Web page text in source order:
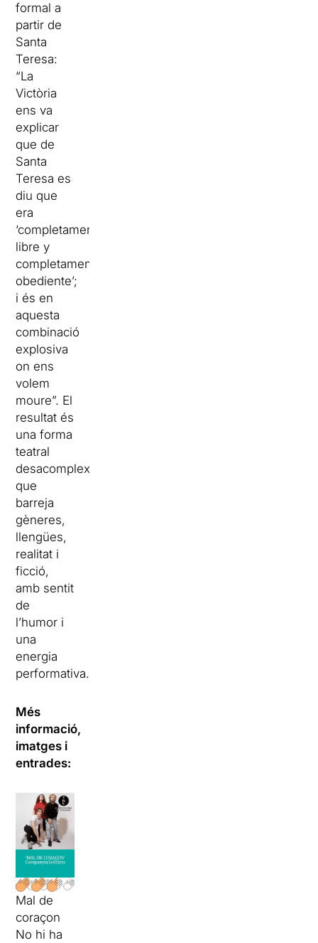
formal a
partir de
Santa
Teresa:
“La
Victòria
ens va
explicar
que de
Santa
Teresa es
diu que
era
‘completamente
libre y
completamente
obediente’;
i és en
aquesta
combinació
explosiva
on ens
volem
moure”. El
resultat és
una forma
teatral
desacomplexada,
que
barreja
gèneres,
llengües,
realitat i
ficció,
amb sentit
de
l’humor i
una
energia
performativa.
Més
informació,
imatges i
entrades:
Mal de
coraçon
No hi ha